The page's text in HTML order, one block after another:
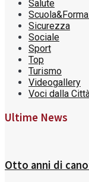
Salute
Sicurezza
Sociale
Sport
Top
Turismo
Videogallery
Voci dalla
Ultime News
Otto anni di